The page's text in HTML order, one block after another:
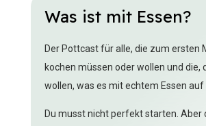
Was ist mit Essen?
Der Pottcast für alle, die zum ersten
kochen müssen oder wollen und die,
wollen, was es mit echtem Essen auf
Du musst nicht perfekt starten. Aber